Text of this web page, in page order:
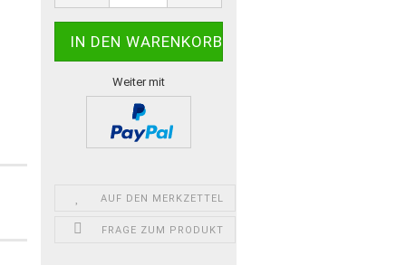
Weiter mit
AUF DEN MERKZETTEL
FRAGE ZUM PRODUKT